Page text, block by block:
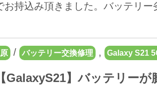
お持込み頂きました。バッテリー
/ バッテリー交換修理 , Galaxy S21
【GalaxyS21】バッテリー